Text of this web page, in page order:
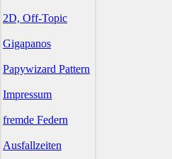
2D, Off-Topic
Gigapanos
Papywizard Pattern
Impressum
fremde Federn
Ausfallzeiten